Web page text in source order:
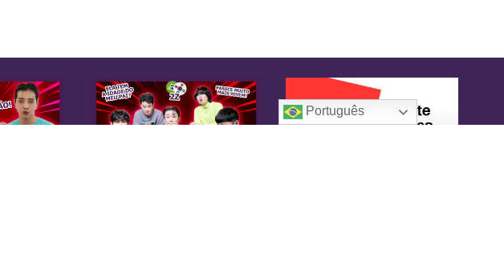
Português